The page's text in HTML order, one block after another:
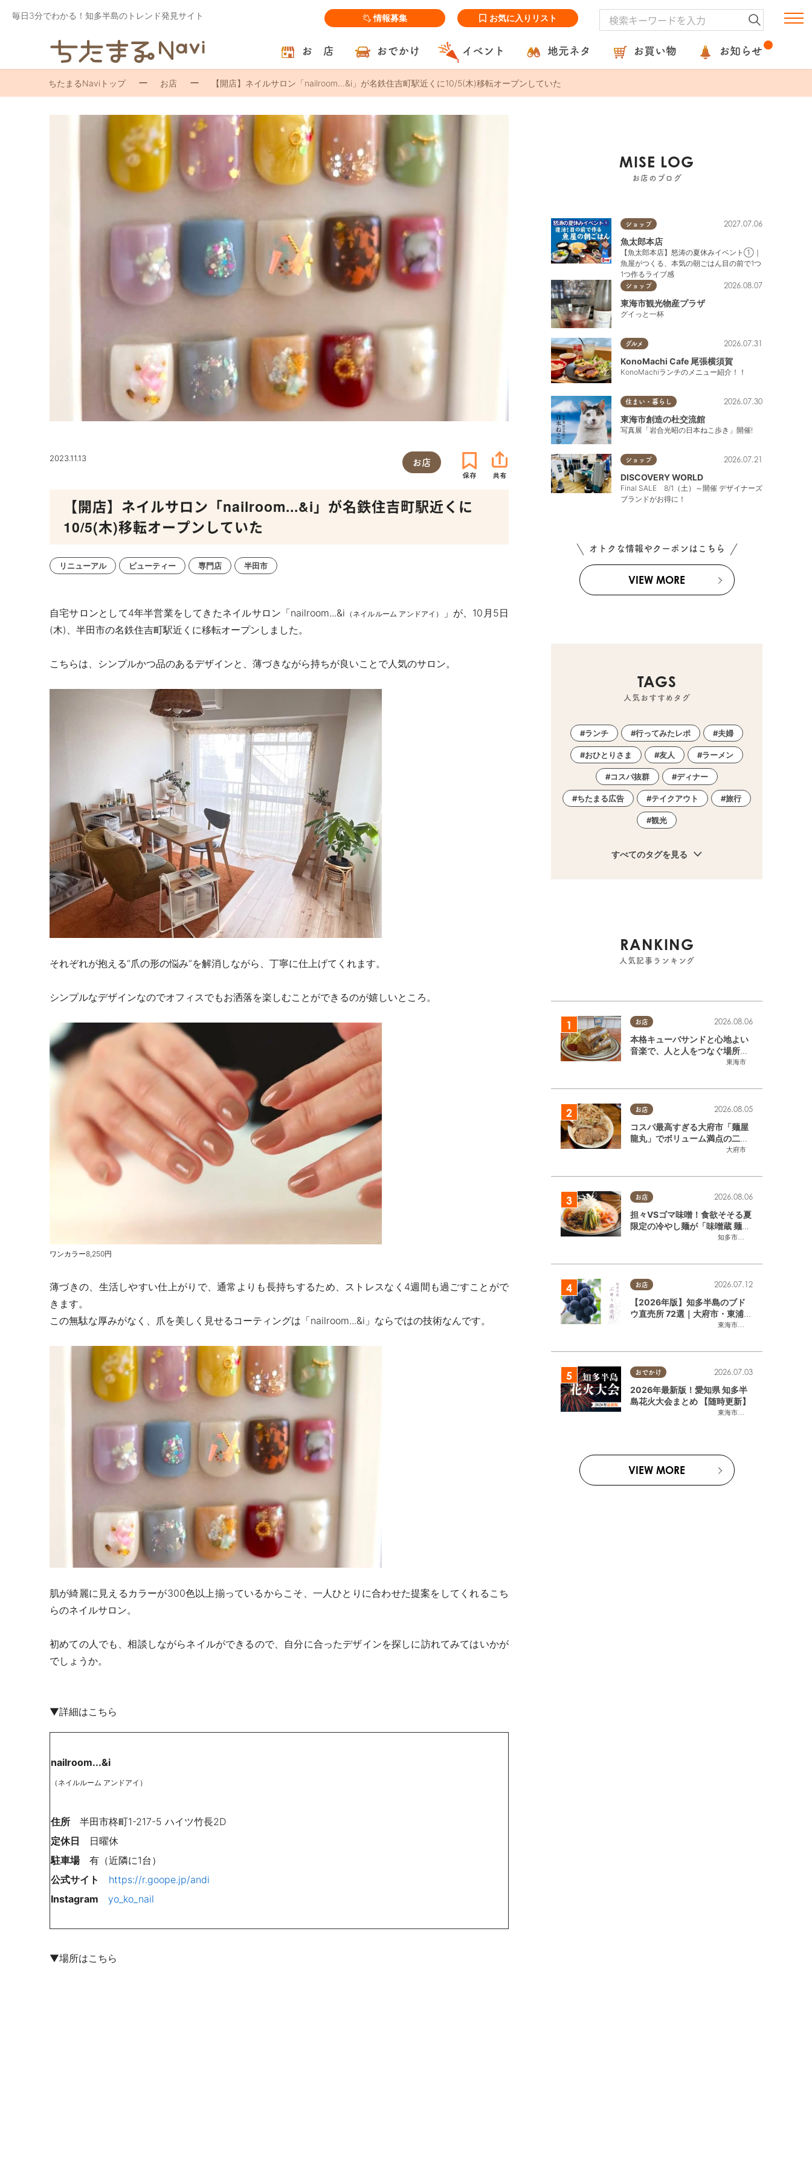
毎日3分でわかる！知多半島のトレンド発見サイト 情報募集 お気に入りリスト
お 店 おでかけ イベント 地元ネタ お買い物 お知らせ
ちたまるNaviトップ お店 【開店】ネイルサロン「nailroom...&i」が名鉄住吉町駅近くに10/5(木)移転オープンしていた
2023.11.13 お店
【開店】ネイルサロン「nailroom...&i」が名鉄住吉町駅近くに
10/5(木)移転オープンしていた
リニューアル ビューティー 専門店 半田市
自宅サロンとして4年半営業をしてきたネイルサロン「nailroom...&i （ネイルルーム アンドアイ） 」が、 10 月 5日
(木)、半田市の名鉄住吉町駅近くに移転オープンしました。
こちらは、シンプルかつ品のあるデザインと、薄づきながら持ちが良いことで人気のサロン。
それぞれが抱える“爪の形の悩み”を解消しながら、丁寧に仕上げてくれます。
シンプルなデザインなのでオフィスでもお洒落を楽しむことができるのが嬉しいところ。
ワンカラー8,250円
薄づきの、生活しやすい仕上がりで、通常よりも長持ちするため、ストレスなく 4週間も過ごすことがで
きます。
この無駄な厚みがなく、爪を美しく見せるコーティングは「nailroom...&i」 ならではの技術なんです。
肌が綺麗に見えるカラーが300色以上揃っているからこそ、一人ひとりに合わせた提案をしてくれるこち
らのネイルサロン。
初めての人でも、相談しながらネイルができるので、自分に合ったデザインを探しに訪れてみてはいかが
でしょうか。
▼詳細はこちら
nailroom...&i
（ネイルルーム アンドアイ）
住所 半田市柊町1-217-5 ハイツ竹長2D
定休日 日曜休
駐車場有（近隣に1台）
公式サイト
https://r.goope.jp/andi
Instagram
yo_ko_nail
▼場所はこちら
MISE LOG
お店のブログ
ショップ 2027.07.06
魚太郎本店
【魚太郎本店】怒涛の夏休みイベント①｜
魚屋がつくる、本気の朝ごはん目の前で1つ
1つ作るライブ感
ショップ 2026.08.07
東海市観光物産プラザ
グイっと一杯
グルメ 2026.07.31
KonoMachi Cafe 尾張横須賀
KonoMachiランチのメニュー紹介！！
住まい・暮らし 2026.07.30
東海市創造の杜交流館
写真展「岩合光昭の日本ねこ歩き」開催!
ショップ 2026.07.21
DISCOVERY WORLD
Final SALE 8/1（土）～開催 デザイナーズ
ブランドがお得に！
オトクな情報やクーポンはこちら
VIEW MORE
TAGS
人気おすすめタグ
ランチ 行ってみたレポ 夫婦
おひとりさま 友人 ラーメン
コスパ抜群 ディナー
ちたまる広告 テイクアウト 旅行
観光
すべてのタグを見る
RANKING
人気記事ランキング
お店
東海市
2026.08.06
本格キューバサンドと心地よい
音楽で、人と人をつなぐ場所。
東海市「JAMMIN'STANDHOU
お店
大府市
2026.08.05
コスパ最高すぎる大府市「麺屋
龍丸」でボリューム満点の二郎
系ラーメンを堪能してきた
お店
知多市
,半田市
2026.08.06
担々VSゴマ味噌！食欲そそる夏
限定の冷やし麺が「味噌蔵 麺四
朗 半田店・知多店」で登場／ち
お店
東海市
,大府市
2026.07.12
【2026年版】知多半島のブド
ウ直売所 72選｜大府市・東浦町
ほかエリア別に一挙紹介
おでかけ
東海市
,大府市
2026.07.03
2026年最新版！愛知県 知多半
島花火大会まとめ 【随時更新】
VIEW MORE